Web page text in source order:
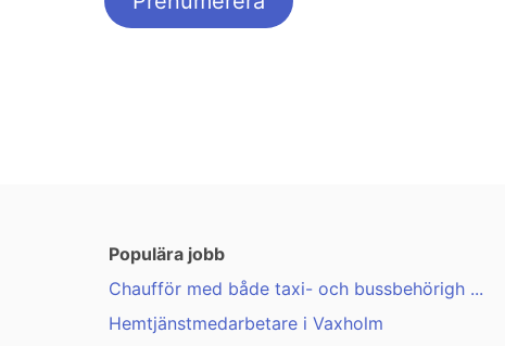
Populära jobb
Chaufför med både taxi- och bussbehörigh ...
Hemtjänstmedarbetare i Vaxholm